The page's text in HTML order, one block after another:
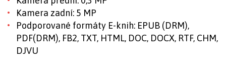
Kamera zadní: 5 MP
Podporované formáty E-knih: EPUB (DRM),
PDF(DRM), FB2, TXT, HTML, DOC, DOCX, RTF, CHM,
DJVU